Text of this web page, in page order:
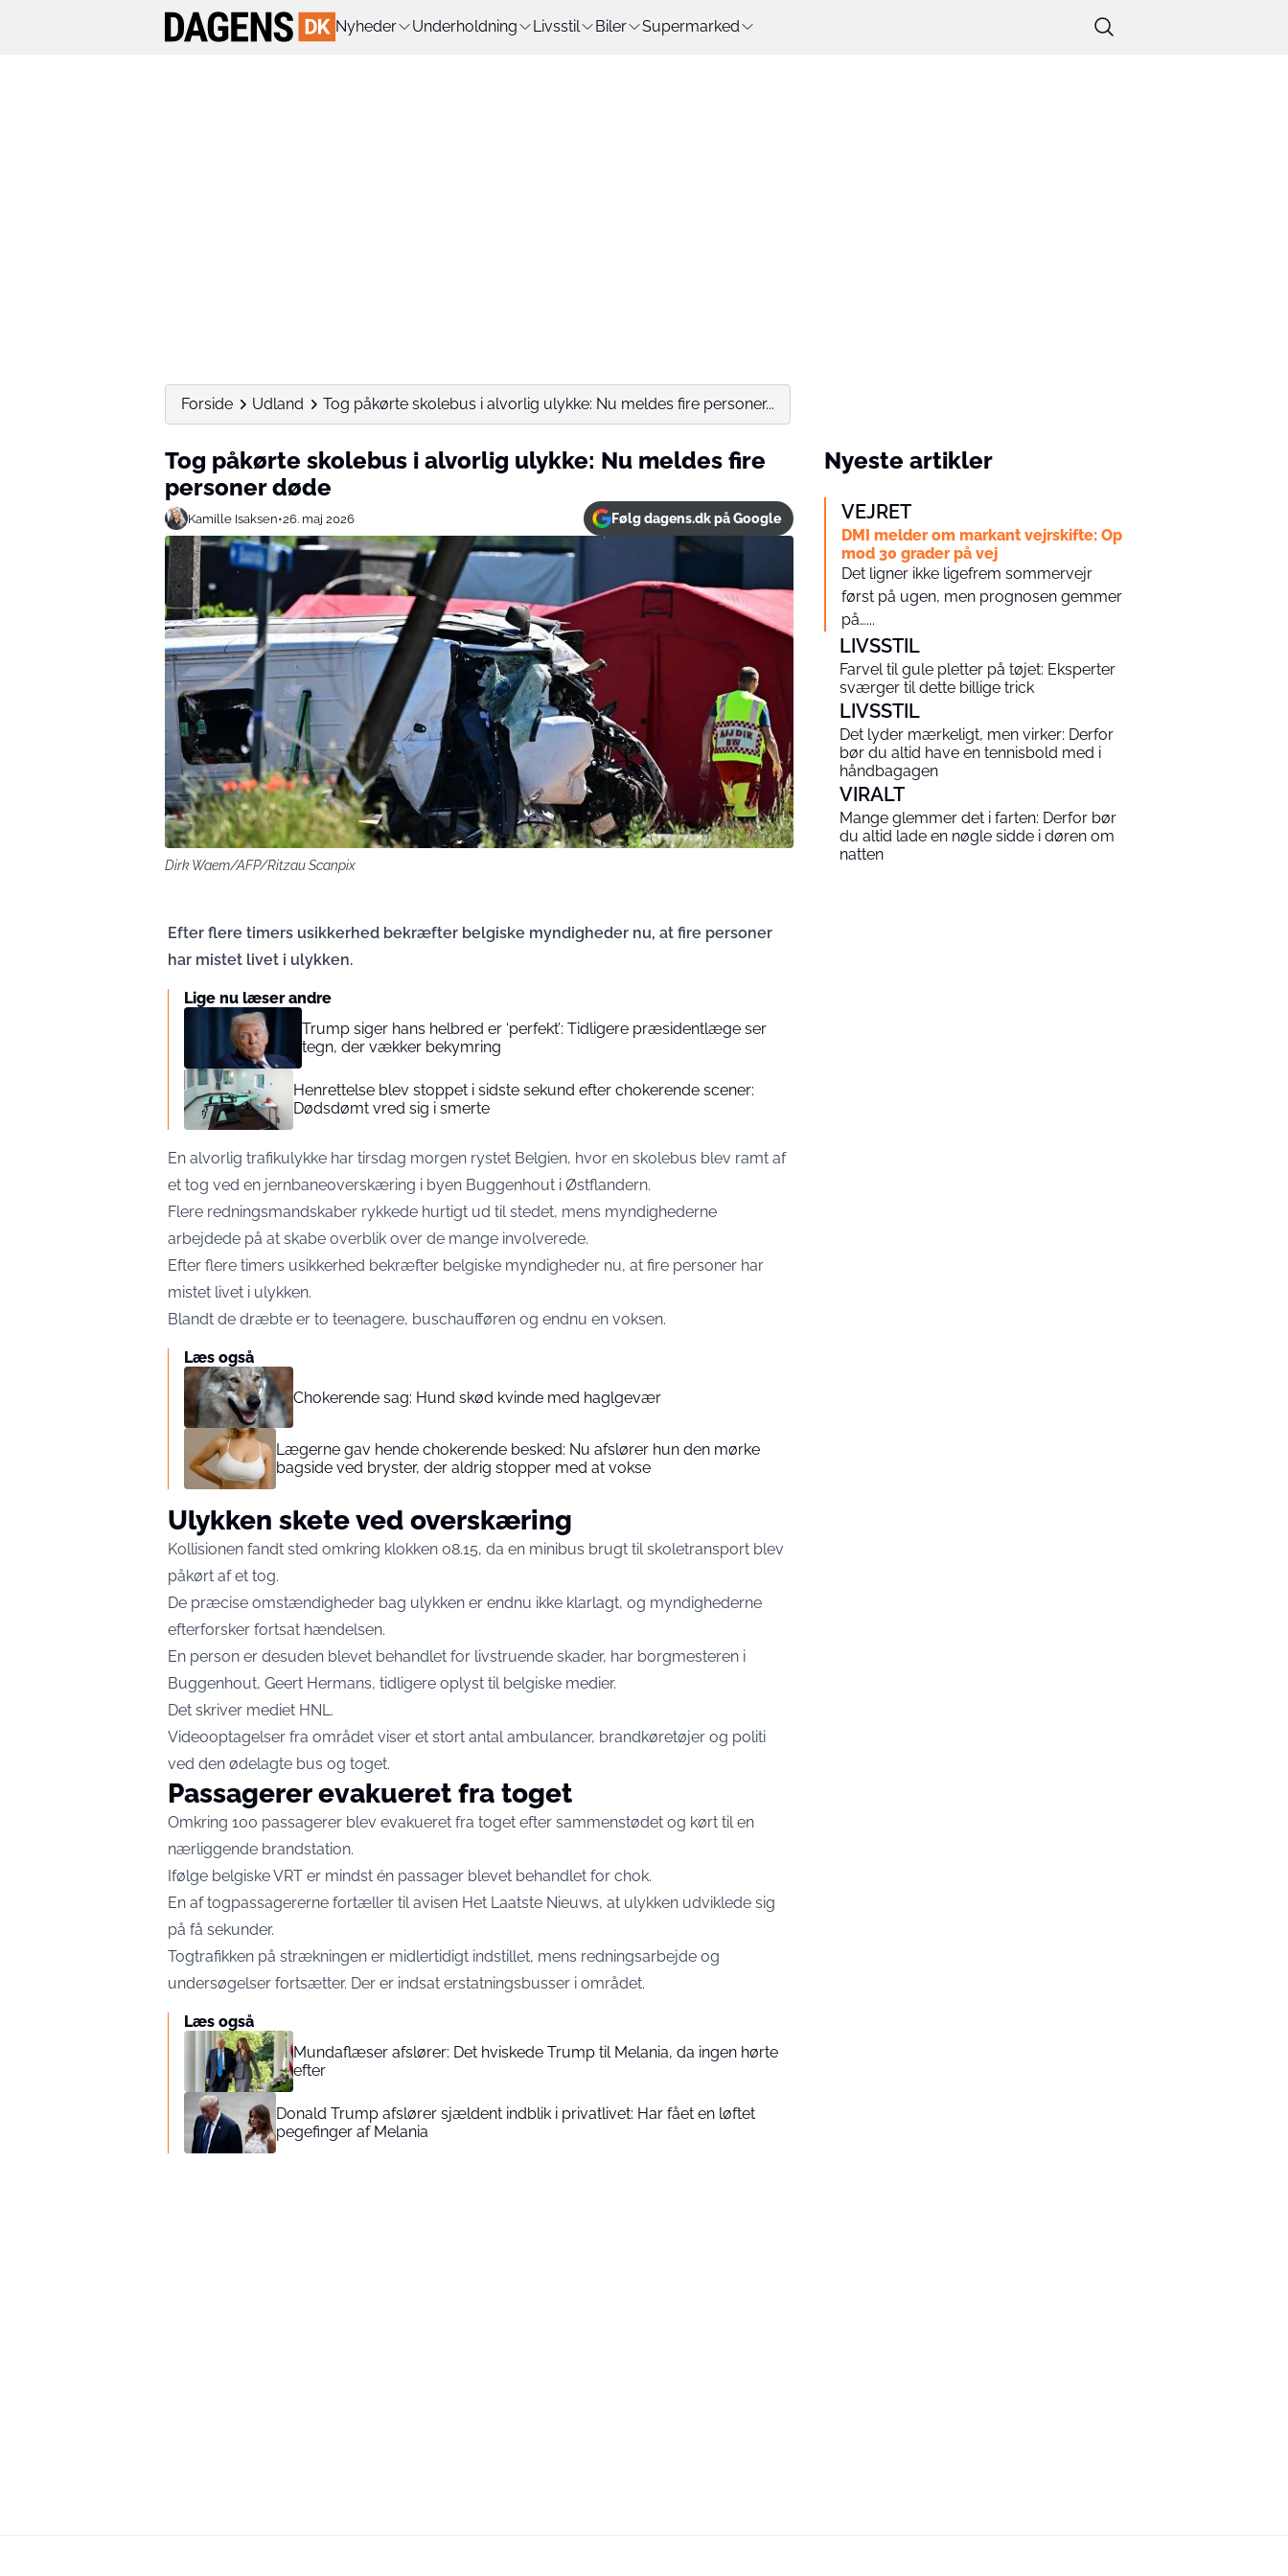
Nyheder Underholdning Livsstil Biler Supermarked
Forside Udland Tog påkørte skolebus i alvorlig ulykke: Nu meldes fire personer...
Tog påkørte skolebus i alvorlig ulykke: Nu meldes fire
personer døde
Kamille Isaksen•26. maj 2026 Følg dagens.dk på Google
Dirk Waem/AFP/Ritzau Scanpix
Efter flere timers usikkerhed bekræfter belgiske myndigheder nu, at fire personer
har mistet livet i ulykken.
Lige nu læser andre
Trump siger hans helbred er ‘perfekt’: Tidligere præsidentlæge ser
tegn, der vækker bekymring
Henrettelse blev stoppet i sidste sekund efter chokerende scener:
Dødsdømt vred sig i smerte
En alvorlig trafikulykke har tirsdag morgen rystet Belgien, hvor en skolebus blev ramt af
et tog ved en jernbaneoverskæring i byen Buggenhout i Østflandern.
Flere redningsmandskaber rykkede hurtigt ud til stedet, mens myndighederne
arbejdede på at skabe overblik over de mange involverede.
Efter flere timers usikkerhed bekræfter belgiske myndigheder nu, at fire personer har
mistet livet i ulykken.
Blandt de dræbte er to teenagere, buschaufføren og endnu en voksen.
Læs også
Chokerende sag: Hund skød kvinde med haglgevær
Lægerne gav hende chokerende besked: Nu afslører hun den mørke
bagside ved bryster, der aldrig stopper med at vokse
Ulykken skete ved overskæring
Kollisionen fandt sted omkring klokken 08.15, da en minibus brugt til skoletransport blev
påkørt af et tog.
De præcise omstændigheder bag ulykken er endnu ikke klarlagt, og myndighederne
efterforsker fortsat hændelsen.
En person er desuden blevet behandlet for livstruende skader, har borgmesteren i
Buggenhout, Geert Hermans, tidligere oplyst til belgiske medier.
Det skriver mediet HNL.
Videooptagelser fra området viser et stort antal ambulancer, brandkøretøjer og politi
ved den ødelagte bus og toget.
Passagerer evakueret fra toget
Omkring 100 passagerer blev evakueret fra toget efter sammenstødet og kørt til en
nærliggende brandstation.
Ifølge belgiske VRT er mindst én passager blevet behandlet for chok.
En af togpassagererne fortæller til avisen Het Laatste Nieuws, at ulykken udviklede sig
på få sekunder.
Togtrafikken på strækningen er midlertidigt indstillet, mens redningsarbejde og
undersøgelser fortsætter. Der er indsat erstatningsbusser i området.
Læs også
Mundaflæser afslører: Det hviskede Trump til Melania, da ingen hørte
efter
Donald Trump afslører sjældent indblik i privatlivet: Har fået en løftet
pegefinger af Melania
Nyeste artikler
VEJRET
DMI melder om markant vejrskifte: Op
mod 30 grader på vej
Det ligner ikke ligefrem sommervejr
først på ugen, men prognosen gemmer
på…...
LIVSSTIL
Farvel til gule pletter på tøjet: Eksperter
sværger til dette billige trick
LIVSSTIL
Det lyder mærkeligt, men virker: Derfor
bør du altid have en tennisbold med i
håndbagagen
VIRALT
Mange glemmer det i farten: Derfor bør
du altid lade en nøgle sidde i døren om
natten